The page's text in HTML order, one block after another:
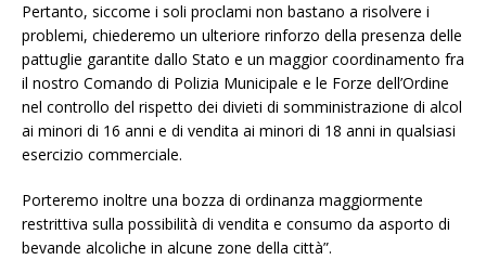
Pertanto, siccome i soli proclami non bastano a risolvere i
problemi, chiederemo un ulteriore rinforzo della presenza delle
pattuglie garantite dallo Stato e un maggior coordinamento fra
il nostro Comando di Polizia Municipale e le Forze dell’Ordine
nel controllo del rispetto dei divieti di somministrazione di alcol
ai minori di 16 anni e di vendita ai minori di 18 anni in qualsiasi
esercizio commerciale.
Porteremo inoltre una bozza di ordinanza maggiormente
restrittiva sulla possibilità di vendita e consumo da asporto di
bevande alcoliche in alcune zone della città”.